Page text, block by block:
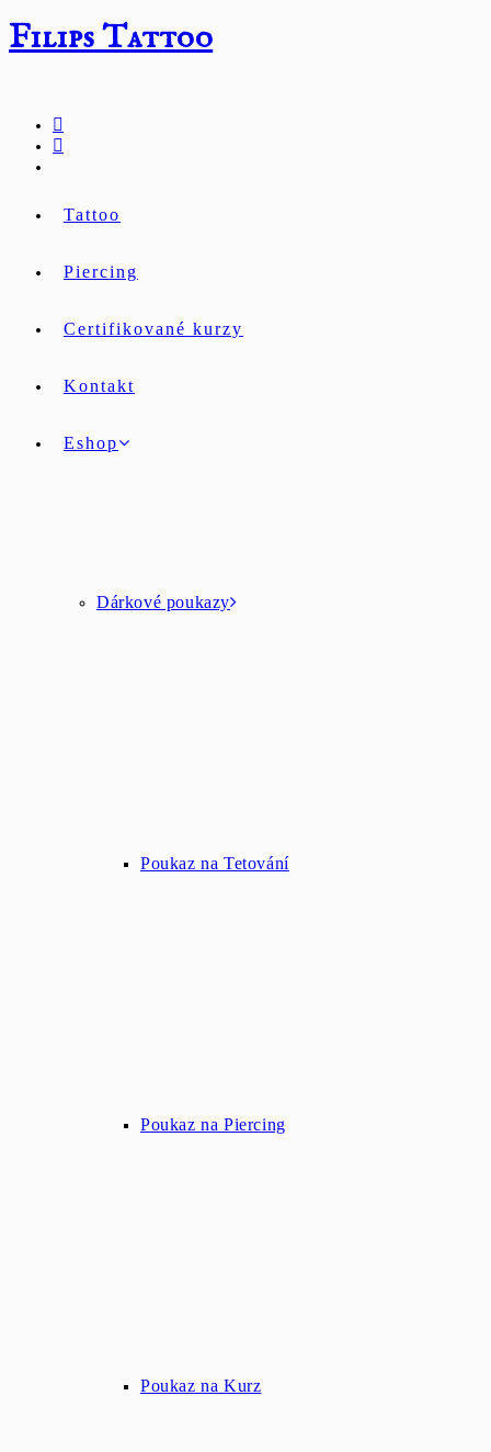
k
obsahu
Filips Tattoo
Tattoo
Piercing
Certifikované kurzy
Kontakt
Eshop
Dárkové poukazy
Poukaz na Tetování
Poukaz na Piercing
Poukaz na Kurz